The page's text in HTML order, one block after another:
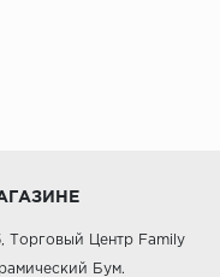
Торговый Центр Family
Бум.